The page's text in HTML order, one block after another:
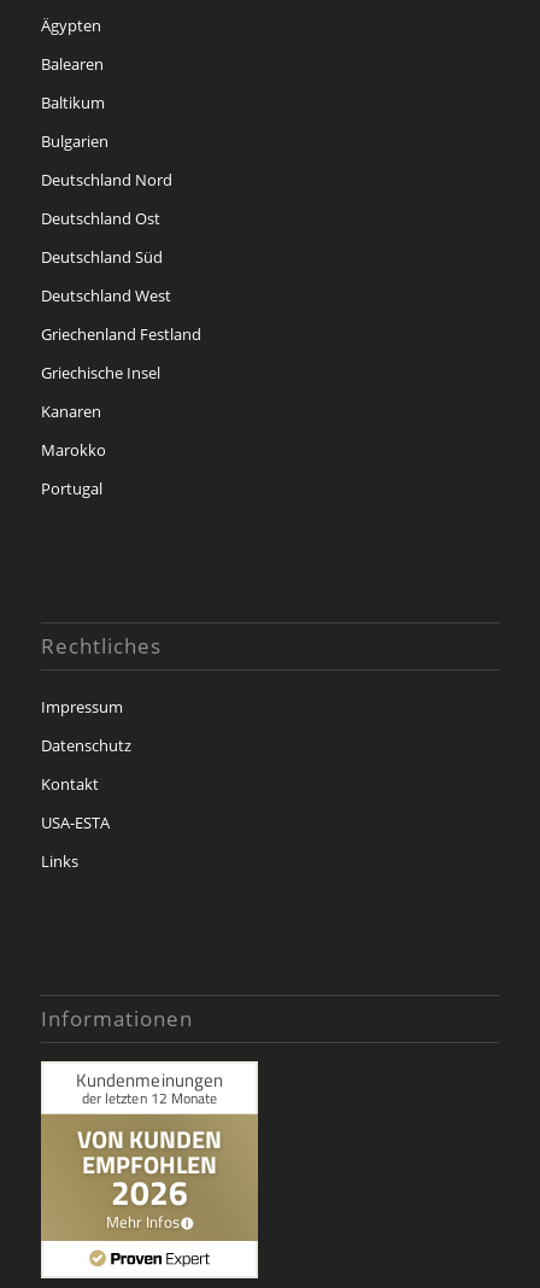
Ägypten
Balearen
Baltikum
Bulgarien
Deutschland Nord
Deutschland Ost
Deutschland Süd
Deutschland West
Griechenland Festland
Griechische Insel
Kanaren
Marokko
Portugal
Rechtliches
Impressum
Datenschutz
Kontakt
USA-ESTA
Links
Informationen